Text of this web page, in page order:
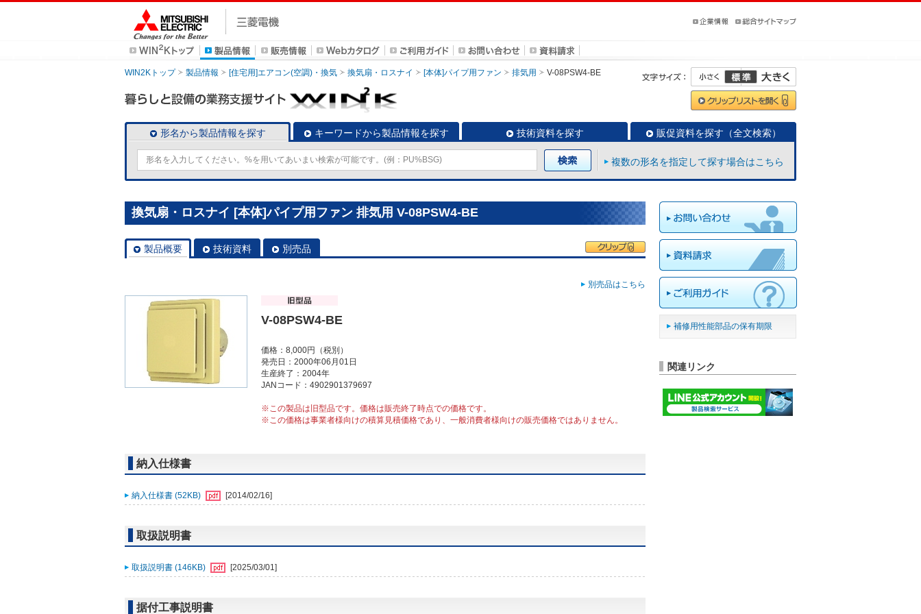
WIN2Kトップ 製品情報 [住宅用]エアコン(空調)・換気 換気扇・ロスナイ [本体]パイプ用ファン 排気用 V-08PSW4-BE
形名から製品情報を探す キーワードから製品情報を探す 技術資料を探す 販促資料を探す（全文検索）
複数の形名を指定して探す場合はこちら
換気扇・ロスナイ [本体]パイプ用ファン 排気用 V-08PSW4-BE
製品概要 技術資料 別売品
別売品はこちら
V-08PSW4-BE
価格：8,000円（税別）
発売日：2000年06月01日
生産終了：2004年
JANコード：4902901379697
※この製品は旧型品です。価格は販売終了時点での価格です。
※この価格は事業者様向けの積算見積価格であり、一般消費者様向けの販売価格ではありません。
納入仕様書
納入仕様書 (52KB) [2014/02/16]
取扱説明書
取扱説明書 (146KB) [2025/03/01]
据付工事説明書
補修用性能部品の保有期限
関連リンク